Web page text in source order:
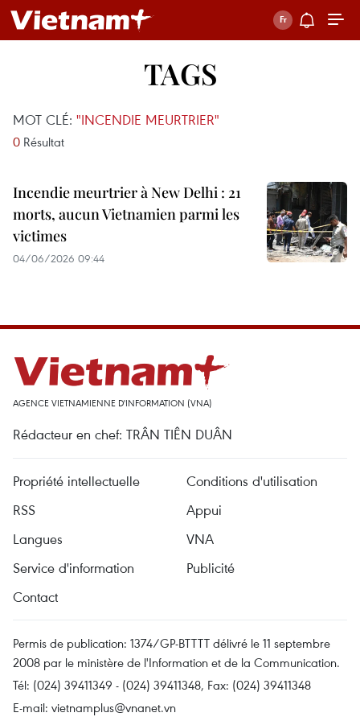
TAGS
MOT CLÉ: "INCENDIE MEURTRIER"
0 Résultat
Incendie meurtrier à New Delhi : 21
morts, aucun Vietnamien parmi les
victimes
04/06/2026 09:44
AGENCE VIETNAMIENNE D'INFORMATION (VNA)
Rédacteur en chef: TRÂN TIÊN DUÂN
Propriété intellectuelle
Conditions d'utilisation
RSS
Appui
Langues
VNA
Service d'information
Publicité
Contact
Permis de publication: 1374/GP-BTTTT délivré le 11 septembre
2008 par le ministère de l'Information et de la Communication.
Tél: (024) 39411349 - (024) 39411348, Fax: (024) 39411348
E-mail: vietnamplus@vnanet.vn